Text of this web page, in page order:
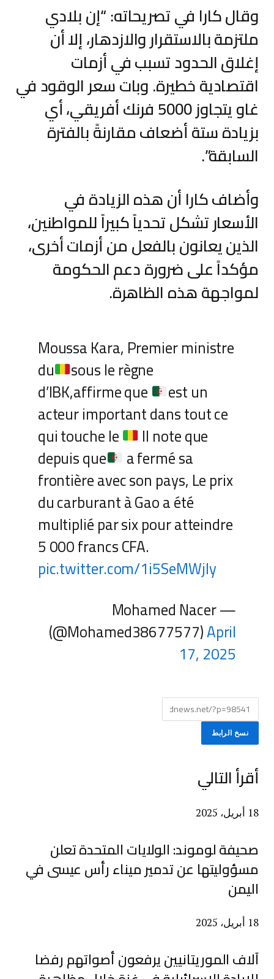
وقال كارا في تصريحاته: “إن بلادي
ملتزمة بالاستقرار والازدهار، إلا أن
إغلاق الحدود تسبب في أزمات
اقتصادية خطيرة. وبات سعر الوقود في
غاو يتجاوز 5000 فرنك أفريقي، أي
بزيادة ستة أضعاف مقارنةً بالفترة
السابقة”.
وأضاف كارا أن هذه الزيادة في
الأسعار تشكل تحدياً كبيراً للمواطنين،
الذين يعانون بالفعل من أزمات أخرى،
مؤكداً على ضرورة دعم الحكومة
لمواجهة هذه الظاهرة.
Moussa Kara, Premier ministre
du sous le règne
d’IBK,affirme que est un
acteur important dans tout ce
qui touche le Il note que
depuis que a fermé sa
frontière avec son pays, Le prix
du carburant à Gao a été
multiplié par six pour atteindre
5 000 francs CFA.
pic.twitter.com/1i5SeMWjIy
— Mohamed Nacer
(@Mohamed38677577)April
17, 2025
نسخ الرابط
أقرأ التالي
18 أبريل، 2025
صحيفة لوموند: الولايات المتحدة تعلن
مسؤوليتها عن تدمير ميناء رأس عيسى في
اليمن
18 أبريل، 2025
آلاف الموريتانيين يرفعون أصواتهم رفضا